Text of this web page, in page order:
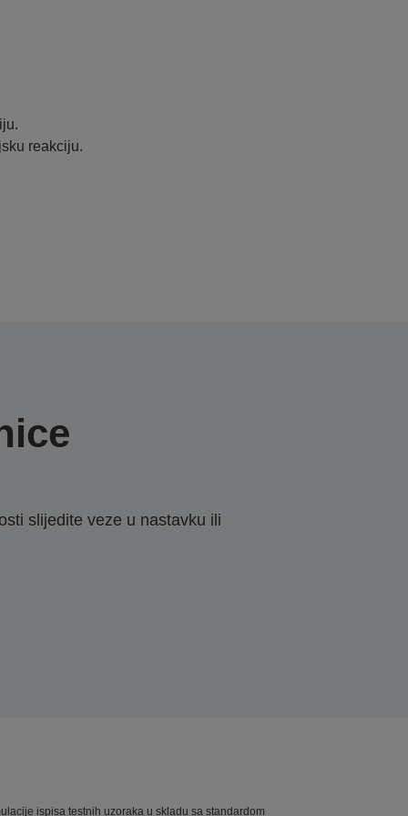
reakciju.
slijedite veze u nastavku ili
ispisa testnih uzoraka u skladu sa standardom